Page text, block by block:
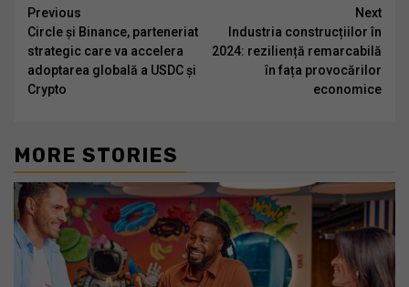
Continue
Reading
Previous
Circle și Binance, parteneriat
strategic care va accelera
adoptarea globală a USDC și
Crypto
Next
Industria construcțiilor în
2024: reziliență remarcabilă
în fața provocărilor
economice
MORE STORIES